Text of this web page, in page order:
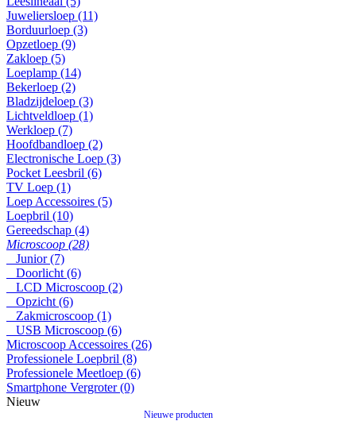
Juweliersloep (11)
Borduurloep (3)
Opzetloep (9)
Zakloep (5)
Loeplamp (14)
Bekerloep (2)
Bladzijdeloep (3)
Lichtveldloep (1)
Werkloep (7)
Hoofdbandloep (2)
Electronische Loep (3)
Pocket Leesbril (6)
TV Loep (1)
Loep Accessoires (5)
Loepbril (10)
Gereedschap (4)
Microscoop (28)
Junior (7)
Doorlicht (6)
LCD Microscoop (2)
Opzicht (6)
Zakmicroscoop (1)
USB Microscoop (6)
Microscoop Accessoires (26)
Professionele Loepbril (8)
Professionele Meetloep (6)
Smartphone Vergroter (0)
Nieuw
Nieuwe producten